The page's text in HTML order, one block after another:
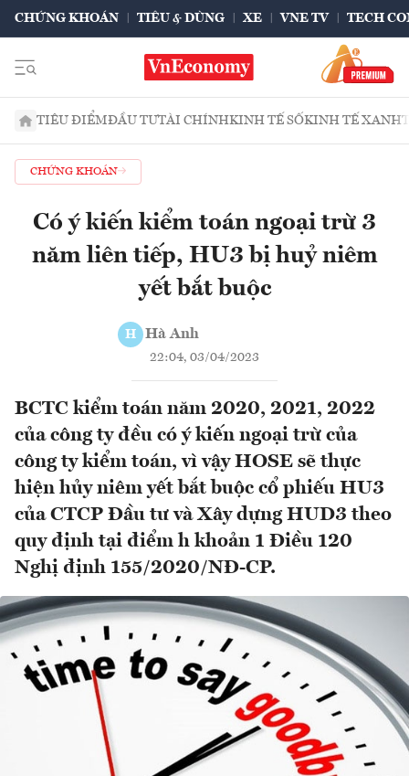
CHỨNG KHOÁN TIÊU & DÙNG XE VNE TV TECH
TIÊU ĐIỂMĐẦU TƯTÀI CHÍNHKINH TẾ SỐKINH TẾ XANH
CHỨNG KHOÁN
Có ý kiến kiểm toán ngoại trừ 3
năm liên tiếp, HU3 bị huỷ niêm
yết bắt buộc
H Hà Anh
22:04, 03/04/2023
BCTC kiểm toán năm 2020, 2021, 2022
của công ty đều có ý kiến ngoại trừ của
công ty kiểm toán, vì vậy HOSE sẽ thực
hiện hủy niêm yết bắt buộc cổ phiếu HU3
của CTCP Đầu tư và Xây dựng HUD3 theo
quy định tại điểm h khoản 1 Điều 120
Nghị định 155/2020/NĐ-CP.